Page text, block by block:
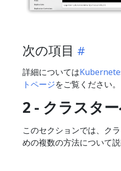
次の項目
詳細については
トページをご覧ください。
2 - クラスタ
このセクションでは、ク
めの複数の方法について説